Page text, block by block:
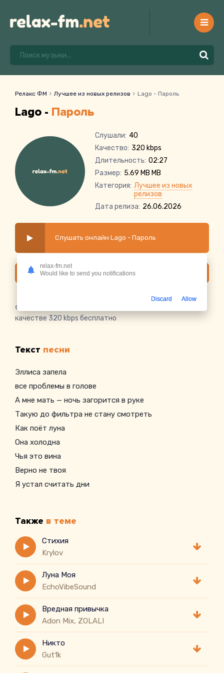
Релакс ФМ Лучшее из новых релизов Lago - Пароль
Lago - Пароль
Слушали: 40
Качество: 320 kbps
Длительность: 02:27
Размер: 5.69 MB MB
Категория: Лучшее из новых
релизов
Дата релиза: 26.06.2026
Слушать онлайн Lago - Пароль
Скачать
Скачать песню Lago - Пароль
качестве 320 kbps бесплатно
Текст песни
Эллиса запела
все проблемы в голове
А мне мать — ночь загорится в руке
Такую до фильтра не стану смотреть
Как поёт луна
Она холодна
Чья это вина
Верно не твоя
Я устал считать дни
не помню порой
Также в теме
Стихия
Krylov
Луна Моя
EchoVibeSound
Вредная привычка
Adon Mix, ZOLALI
Никто
Gut1k
relax-fm.net
Would like to send you notifications
Discard Allow